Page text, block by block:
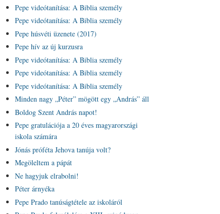
Pepe videótanítása: A Biblia személy
Pepe videótanítása: A Biblia személy
Pepe húsvéti üzenete (2017)
Pepe hív az új kurzusra
Pepe videótanítása: A Biblia személy
Pepe videótanítása: A Biblia személy
Pepe videótanítása: A Biblia személy
Minden nagy „Péter” mögött egy „András” áll
Boldog Szent András napot!
Pepe gratulációja a 20 éves magyarországi
iskola számára
Jónás próféta Jehova tanúja volt?
Megöleltem a pápát
Ne hagyjuk elrabolni!
Péter árnyéka
Pepe Prado tanúságtétele az iskoláról